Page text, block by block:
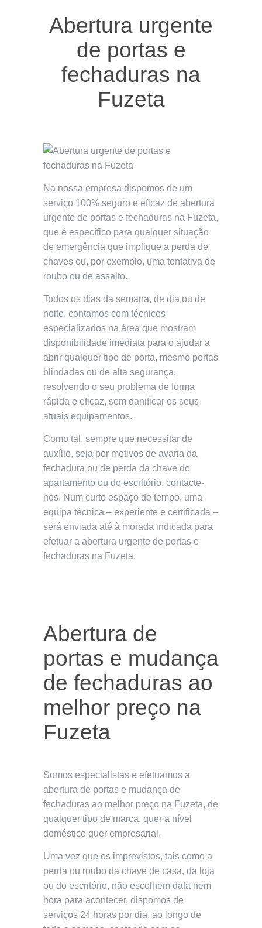
Abertura urgente
de portas e
fechaduras na
Fuzeta
Na nossa empresa dispomos de um
serviço 100% seguro e eficaz de abertura
urgente de portas e fechaduras na Fuzeta,
que é específico para qualquer situação
de emergência que implique a perda de
chaves ou, por exemplo, uma tentativa de
roubo ou de assalto.
Todos os dias da semana, de dia ou de
noite, contamos com técnicos
especializados na área que mostram
disponibilidade imediata para o ajudar a
abrir qualquer tipo de porta, mesmo portas
blindadas ou de alta segurança,
resolvendo o seu problema de forma
rápida e eficaz, sem danificar os seus
atuais equipamentos.
Como tal, sempre que necessitar de
auxílio, seja por motivos de avaria da
fechadura ou de perda da chave do
apartamento ou do escritório, contacte-
nos. Num curto espaço de tempo, uma
equipa técnica – experiente e certificada –
será enviada até à morada indicada para
efetuar a abertura urgente de portas e
fechaduras na Fuzeta.
Abertura de
portas e mudança
de fechaduras ao
melhor preço na
Fuzeta
Somos especialistas e efetuamos a
abertura de portas e mudança de
fechaduras ao melhor preço na Fuzeta, de
qualquer tipo de marca, quer a nível
doméstico quer empresarial.
Uma vez que os imprevistos, tais como a
perda ou roubo da chave de casa, da loja
ou do escritório, não escolhem data nem
hora para acontecer, dispomos de
serviços 24 horas por dia, ao longo de